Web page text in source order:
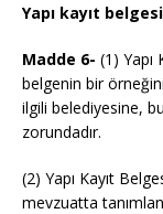
Yapı kayıt
Madde 6- (1) Yapı
belgenin bir
ilgili belediyesine,
zorundadır.
(2) Yapı Kayıt
mevzuatta